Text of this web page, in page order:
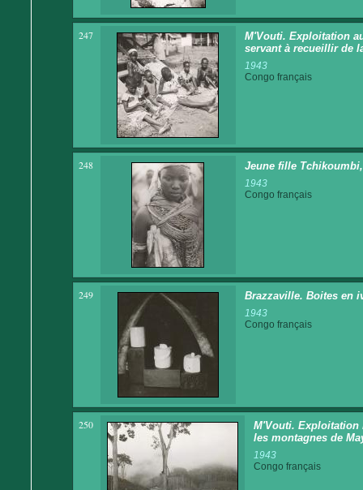
247
M'Vouti. Exploitation
servant à recueillir de
1943
Congo français
248 Jeune fille
1943
Congo français
249 Brazzaville. Boites en
1943
Congo français
250
M'Vouti. Exploitation
les montagnes de
1943
Congo français